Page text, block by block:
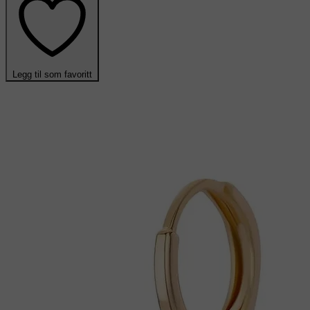
Legg til som favoritt